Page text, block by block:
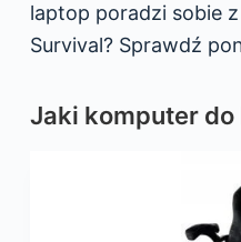
laptop poradzi sobie
Survival? Sprawdź
Jaki komputer